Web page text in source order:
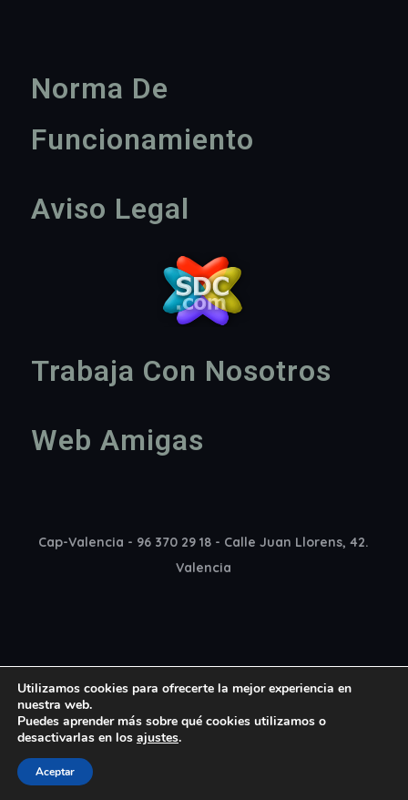
Norma De
Funcionamiento
Aviso Legal
Trabaja Con Nosotros
Web Amigas
Cap-Valencia - 96 370 29 18 - Calle Juan Llorens, 42.
Valencia
Copyright 2022 Cap Madrid © All rights reserved
Utilizamos cookies para ofrecerte la mejor experiencia en
nuestra web.
Puedes aprender más sobre qué cookies utilizamos o
desactivarlas en los ajustes.
Aceptar